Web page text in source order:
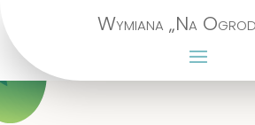
Wymiana „Na